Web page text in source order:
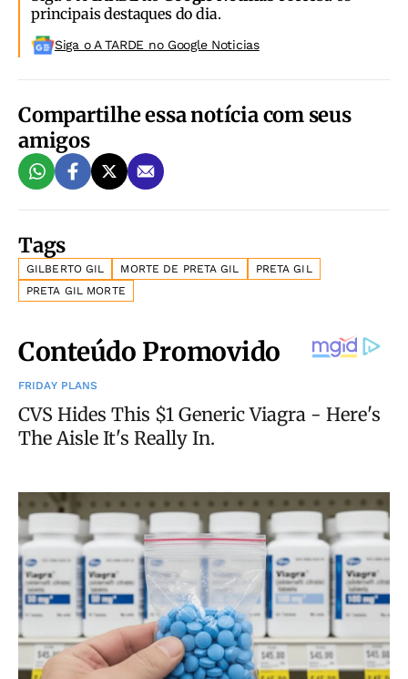
principais destaques do dia.
Siga o A TARDE no Google Noticias
Compartilhe essa notícia com seus
amigos
Tags
GILBERTO GIL MORTE DE PRETA GIL
PRETA GIL
PRETA GIL MORTE